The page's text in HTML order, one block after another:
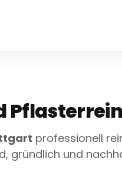
professionell
gründlich und